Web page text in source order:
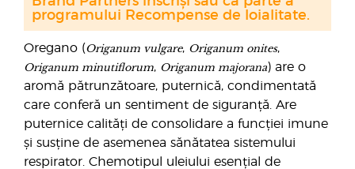
Oregano (Origanum vulgare, Origanum onites,
Origanum minutiflorum, Origanum majorana) are o
aromă pătrunzătoare, puternică, condimentată
care conferă un sentiment de siguranță. Are
puternice calități de consolidare a funcției imune
și susține de asemenea sănătatea sistemului
respirator. Chemotipul uleiului esențial de
programului Recompense de loialitate.